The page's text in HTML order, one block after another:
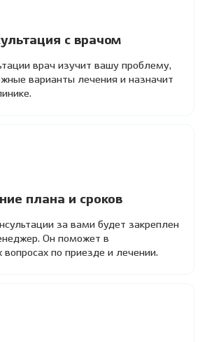
с врачом
врач изучит вашу проблему,
варианты лечения и назначит
плана и сроков
за вами будет закреплен
Он поможет в
вопросах по приезде и лечении.